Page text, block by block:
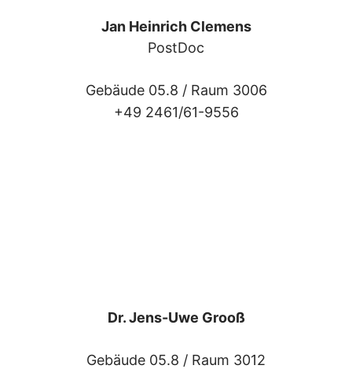
Jan Heinrich Clemens
PostDoc
Gebäude 05.8 / Raum 3006
+49 2461/61-9556
Dr. Jens-Uwe Grooß
Gebäude 05.8 / Raum 3012